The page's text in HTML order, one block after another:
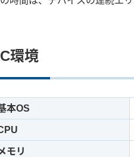
環境
本OS
モリ